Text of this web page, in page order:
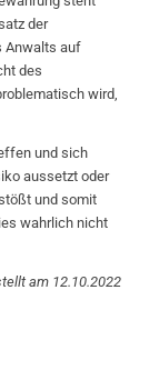
der
Anwalts auf
des
wird,
und sich
aussetzt oder
und somit
wahrlich nicht
am 12.10.2022